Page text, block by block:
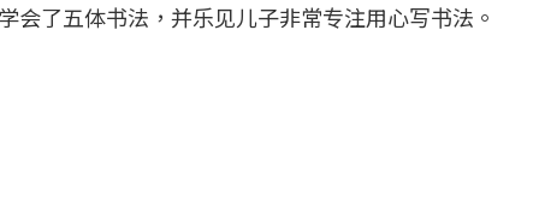
会了五体书法，并乐见儿子非常专注用心写书法。